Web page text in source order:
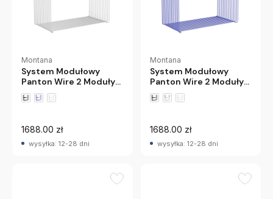
Montana
System Modułowy
Panton Wire 2 Moduły
70 × 34,8 × 34,8 Cm
Chromowany Montana
1688.00 zł
wysyłka: 12-28 dni
Montana
System Modułowy
Panton Wire 2 Moduły
70 × 34,8 × 34,8 Cm
Niebieski Montana
1688.00 zł
wysyłka: 12-28 dni